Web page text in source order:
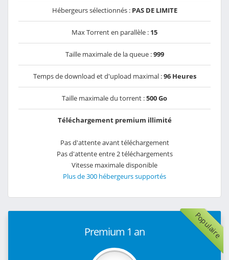
Hébergeurs sélectionnés : PAS DE LIMITE
Max Torrent en parallèle : 15
Taille maximale de la queue :999
Temps de download et d'upload maximal :96 Heures
Taille maximale du torrent :500 Go
Téléchargement premium illimité
Pas d'attente avant téléchargement
Pas d'attente entre 2 téléchargements
Vitesse maximale disponible
Plus de 300 hébergeurs supportés
Populaire
Premium 1 an